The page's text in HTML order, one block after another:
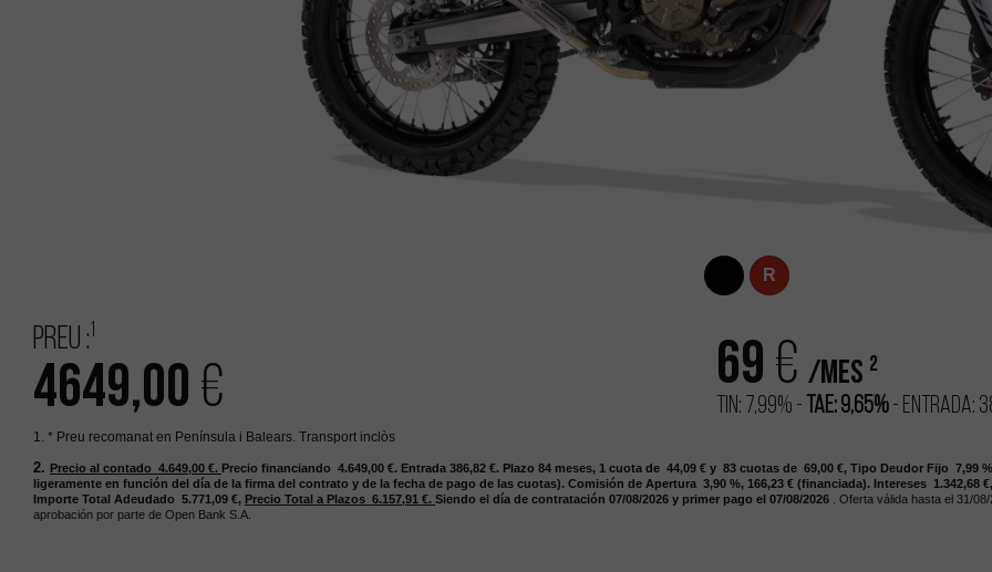
R
Preu :1
4649,00 € 69 € /mes 2
TIN: 7,99% - TAE: 9,65%- Entrada:
1. * Preu recomanat en Península i Balears. Transport inclòs
2. Precio al contado 4.649,00 €. Precio financiando 4.649,00 €. Entrada 386,82 €. Plazo 84 meses, 1 cuota de 44,09 € y 83 cuotas de 69,00 €, Tipo Deudor Fijo 7,99
ligeramente en función del día de la firma del contrato y de la fecha de pago de las cuotas). Comisión de Apertura 3,90 %, 166,23 € (financiada). Intereses 1.342,68
Importe Total Adeudado 5.771,09 €, Precio Total a Plazos 6.157,91 €. Siendo el día de contratación 07/08/2026 y primer pago el 07/08/2026
. Oferta válida hasta el 31/
aprobación por parte de Open Bank S.A.